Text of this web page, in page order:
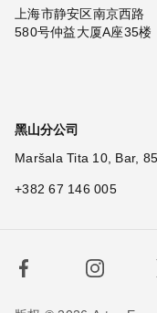
上海市静安区南京西
580号仲益大厦A座35楼
黑山分公司
Maršala Tita 10, Bar,
+382 67 146 005